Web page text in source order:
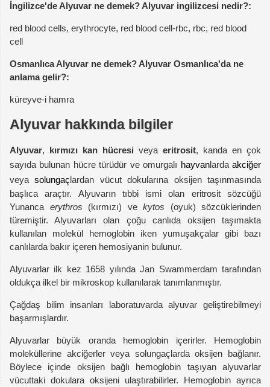
İngilizce'de Alyuvar ne demek? Alyuvar ingilizcesi nedir?:
red blood cells, erythrocyte, red blood cell-rbc, rbc, red blood
cell
Osmanlıca Alyuvar ne demek? Alyuvar Osmanlıca'da ne
anlama gelir?:
küreyve-i hamra
Alyuvar hakkında bilgiler
Alyuvar, kırmızı kan hücresi veya eritrosit, kanda en çok
sayıda bulunan hücre türüdür ve omurgalı hayvanlardaakciğer
veyasolungaçlardan vücut dokularına oksijen taşınmasında
başlıca araçtır. Alyuvarın tıbbi ismi olan eritrosit sözcüğü
Yunanca erythros (kırmızı) ve kytos (oyuk) sözcüklerinden
türemiştir. Alyuvarları olan çoğu canlıda oksijen taşımakta
kullanılan molekül hemoglobin iken yumuşakçalar gibi bazı
canlılarda bakır içeren hemosiyanin bulunur.
Alyuvarlar ilk kez 1658 yılında Jan Swammerdam tarafından
oldukça ilkel bir mikroskop kullanılarak tanımlanmıştır.
Çağdaş bilim insanları laboratuvarda alyuvar geliştirebilmeyi
başarmışlardır.
Alyuvarlar büyük oranda hemoglobin içerirler. Hemoglobin
moleküllerine akciğerler veya solungaçlarda oksijen bağlanır.
Böylece içinde oksijen bağlı hemoglobin taşıyan alyuvarlar
vücuttaki dokulara oksijeni ulaştırabilirler. Hemoglobin ayrıca